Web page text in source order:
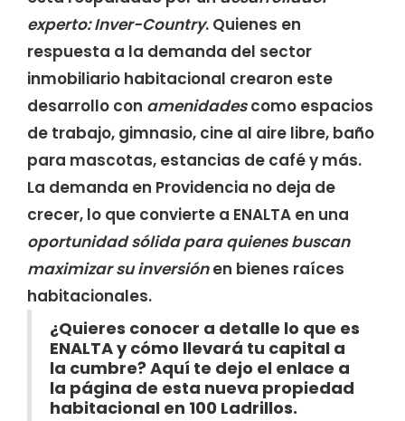
experto: Inver-Country. Quienes en
respuesta a la demanda del sector
inmobiliario habitacional crearon este
desarrollo con amenidadescomo espacios
de trabajo, gimnasio, cine al aire libre, baño
para mascotas, estancias de café y más.
La demanda en Providencia no deja de
crecer, lo que convierte a ENALTA en una
oportunidad sólida para quienes buscan
maximizar su inversiónen bienes raíces
habitacionales.
¿Quieres conocer a detalle lo que es
ENALTA y cómo llevará tu capital a
la cumbre? Aquí te dejo el enlace a
la página de esta nueva propiedad
habitacional en 100 Ladrillos.